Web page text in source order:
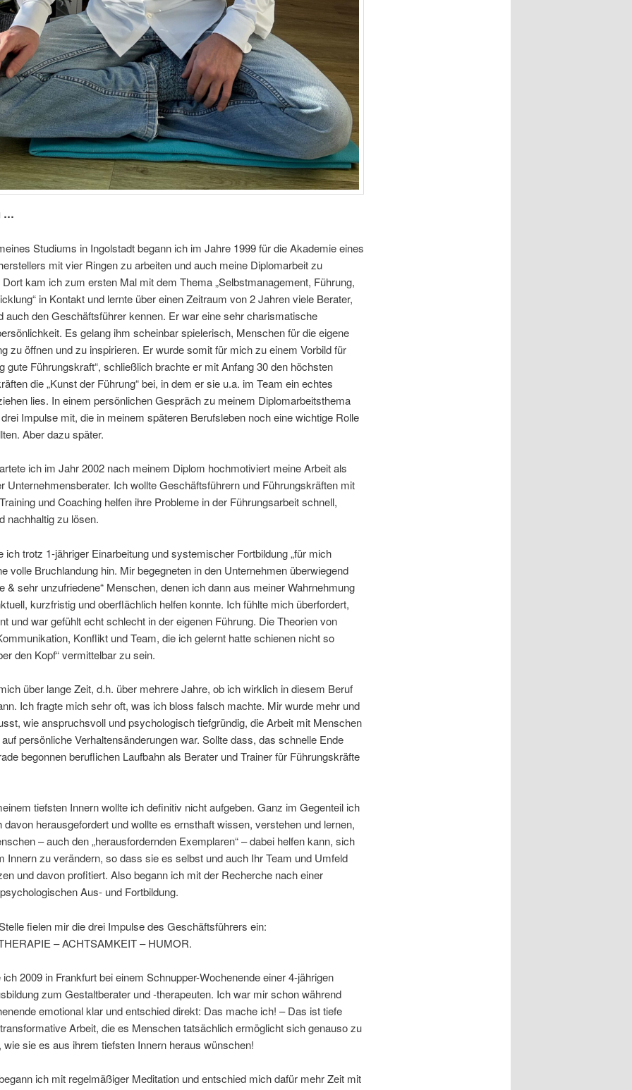
…
Studiums in Ingolstadt begann ich im Jahre 1999 für die Akademie eines
mit vier Ringen zu arbeiten und auch meine Diplomarbeit zu
kam ich zum ersten Mal mit dem Thema „Selbstmanagement, Führung,
in Kontakt und lernte über einen Zeitraum von 2 Jahren viele Berater,
auch den Geschäftsführer kennen. Er war eine sehr charismatische
Es gelang ihm scheinbar spielerisch, Menschen für die eigene
zu öffnen und zu inspirieren. Er wurde somit für mich zu einem Vorbild für
gute Führungskraft“, schließlich brachte er mit Anfang 30 den höchsten
die „Kunst der Führung“ bei, in dem er sie u.a. im Team ein echtes
lies. In einem persönlichen Gespräch zu meinem Diplomarbeitsthema
Impulse mit, die in meinem späteren Berufsleben noch eine wichtige Rolle
Aber dazu später.
ich im Jahr 2002 nach meinem Diplom hochmotiviert meine Arbeit als
Unternehmensberater. Ich wollte Geschäftsführern und Führungskräften mit
und Coaching helfen ihre Probleme in der Führungsarbeit schnell,
nachhaltig zu lösen.
ich trotz 1-jähriger Einarbeitung und systemischer Fortbildung „für mich
volle Bruchlandung hin. Mir begegneten in den Unternehmen überwiegend
& sehr unzufriedene“ Menschen, denen ich dann aus meiner Wahrnehmung
kurzfristig und oberflächlich helfen konnte. Ich fühlte mich überfordert,
und war gefühlt echt schlecht in der eigenen Führung. Die Theorien von
Konflikt und Team, die ich gelernt hatte schienen nicht so
den Kopf“ vermittelbar zu sein.
über lange Zeit, d.h. über mehrere Jahre, ob ich wirklich in diesem Beruf
Ich fragte mich sehr oft, was ich bloss falsch machte. Mir wurde mehr und
wie anspruchsvoll und psychologisch tiefgründig, die Arbeit mit Menschen
persönliche Verhaltensänderungen war. Sollte dass, das schnelle Ende
begonnen beruflichen Laufbahn als Berater und Trainer für Führungskräfte
tiefsten Innern wollte ich definitiv nicht aufgeben. Ganz im Gegenteil ich
davon herausgefordert und wollte es ernsthaft wissen, verstehen und lernen,
– auch den „herausfordernden Exemplaren“ – dabei helfen kann, sich
Innern zu verändern, so dass sie es selbst und auch Ihr Team und Umfeld
und davon profitiert. Also begann ich mit der Recherche nach einer
Aus- und Fortbildung.
fielen mir die drei Impulse des Geschäftsführers ein:
– ACHTSAMKEIT – HUMOR.
ich 2009 in Frankfurt bei einem Schnupper-Wochenende einer 4-jährigen
zum Gestaltberater und -therapeuten. Ich war mir schon während
emotional klar und entschied direkt: Das mache ich! – Das ist tiefe
Arbeit, die es Menschen tatsächlich ermöglicht sich genauso zu
wie sie es aus ihrem tiefsten Innern heraus wünschen!
ich mit regelmäßiger Meditation und entschied mich dafür mehr Zeit mit